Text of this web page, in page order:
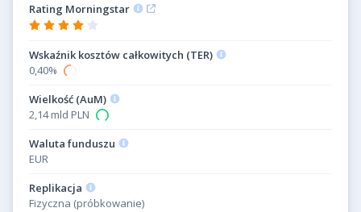
Rating Morningstar
Wskaźnik kosztów całkowitych (TER)
0,40%
Wielkość (AuM)
2,14 mld PLN
Waluta funduszu
EUR
Replikacja
Fizyczna (próbkowanie)